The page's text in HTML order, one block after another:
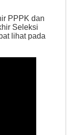
PPPK dan
Seleksi
lihat pada